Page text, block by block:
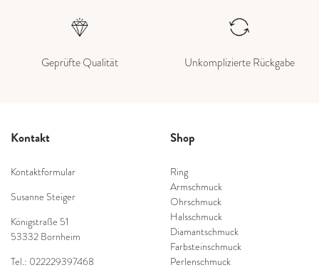
Geprüfte Qualität Unkomplizierte Rückgabe
Kontakt
Kontaktformular
Susanne Steiger
Königstraße 51
53332 Bornheim
Tel.: 022229397468
Shop
Ring
Armschmuck
Ohrschmuck
Halsschmuck
Diamantschmuck
Farbsteinschmuck
Perlenschmuck